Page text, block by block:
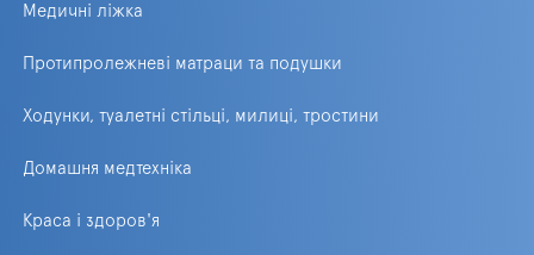
Медичні ліжка
Протипролежневі матраци та подушки
Ходунки, туалетні стільці, милиці, тростини
Домашня медтехніка
Краса і здоров'я